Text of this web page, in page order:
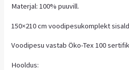
Materjal: 100% puuvill.
150×210 cm voodipesukomplekt
Voodipesu vastab Öko-Tex 100
Hooldus: